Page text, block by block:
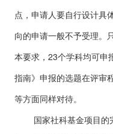
点，申请人要自行设计具
向的申请一般不予受理。
本要求，23个学科均可申
指南》申报的选题在评审
等方面同样对待。
国家社科基金项目的